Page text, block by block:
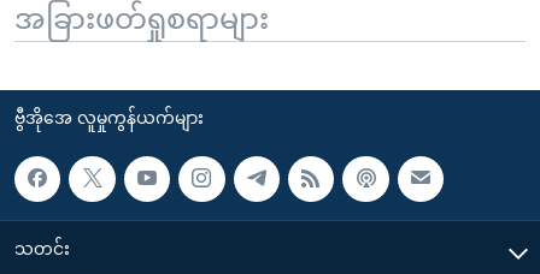
အခြားဖတ်ရှုစရာများ
ဗွီအိုအေ လူမှုကွန်ယက်များ
သတင်း